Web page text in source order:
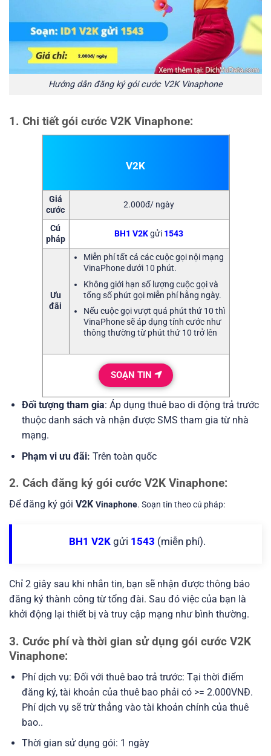
Hướng dẫn đăng ký gói cước V2K Vinaphone
1. Chi tiết gói cước V2K Vinaphone:
V2K
Giá
cước
2.000đ/ ngày
Cú
pháp
BH1 V2Kgửi 1543
Ưu
đãi
Miễn phí tất cả các cuộc gọi nội mạng
VinaPhone dưới 10 phút.
Không giới hạn số lượng cuộc gọi và
tổng số phút gọi miễn phí hằng ngày.
Nếu cuộc gọi vượt quá phút thứ 10 thì
VinaPhone sẽ áp dụng tính cước như
thông thường từ phút thứ 10 trở lên
SOẠN TIN
Đối tượng tham gia: Áp dụng thuê bao di động trả trước
thuộc danh sách và nhận được SMS tham gia từ nhà
mạng.
Phạm vi ưu đãi: Trên toàn quốc
2. Cách đăng ký gói cước V2K Vinaphone:
Để đăng ký gói V2K Vinaphone. Soạn tin theo cú pháp:
BH1 V2K gửi 1543 (miễn phí).
Chỉ 2 giây sau khi nhắn tin, bạn sẽ nhận được thông báo
đăng ký thành công từ tổng đài. Sau đó việc của bạn là
khởi động lại thiết bị và truy cập mạng như bình thường.
3. Cước phí và thời gian sử dụng gói cước V2K
Vinaphone:
Phí dịch vụ: Đối với thuê bao trả trước: Tại thời điểm
đăng ký, tài khoản của thuê bao phải có >= 2.000VNĐ.
Phí dịch vụ sẽ trừ thẳng vào tài khoản chính của thuê
bao..
Thời gian sử dụng gói: 1 ngày